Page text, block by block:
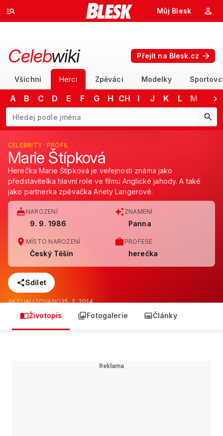
Můj Blesk
Celebwiki Přejít na Blesk.cz
Všichni Herci Zpěváci Modelky
A B C D E F G H CH I J K L M
Začněte psát jméno. Šipkami dolů a nahoru procházejte návrhy,
CELEBRITY · PROFIL
Marie Štípková
Herečka Marie Štípková je veřejnosti známa jako
představitelka hlavní role ve filmu Anglické jahody. A také
jako partnerka zpěvačka Anety Langerové.
NAROZENÍ
9. 9. 1986
ZNAMENÍ
Panna
MÍSTO NAROZENÍ
Český Těšín
PROFESE
herečka
Sdílet
AKTUALIZOVÁNO25. 2. 2014
Životopis Fotogalerie Články